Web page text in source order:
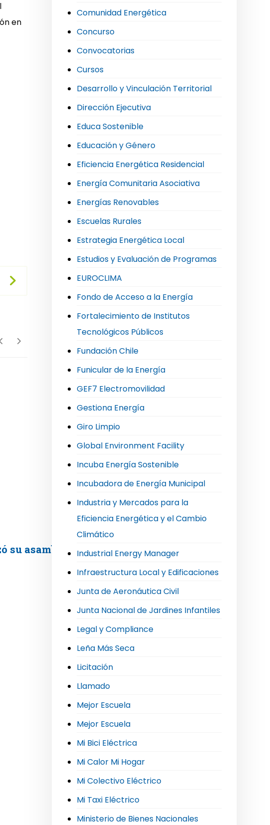
en
su asamblea extraordinaria de socios
Comunidad Energética
Concurso
Convocatorias
Cursos
Desarrollo y Vinculación Territorial
Dirección Ejecutiva
Educa Sostenible
Educación y Género
Eficiencia Energética Residencial
Energía Comunitaria Asociativa
Energías Renovables
Escuelas Rurales
Estrategia Energética Local
Estudios y Evaluación de Programas
EUROCLIMA
Fondo de Acceso a la Energía
Fortalecimiento de Institutos
Tecnológicos Públicos
Fundación Chile
Funicular de la Energía
GEF7 Electromovilidad
Gestiona Energía
Giro Limpio
Global Environment Facility
Incuba Energía Sostenible
Incubadora de Energía Municipal
Industria y Mercados para la
Eficiencia Energética y el Cambio
Climático
Industrial Energy Manager
Infraestructura Local y Edificaciones
Junta de Aeronáutica Civil
Junta Nacional de Jardines Infantiles
Legal y Compliance
Leña Más Seca
Licitación
Llamado
Mejor Escuela
Mejor Escuela
Mi Bici Eléctrica
Mi Calor Mi Hogar
Mi Colectivo Eléctrico
Mi Taxi Eléctrico
Ministerio de Bienes Nacionales